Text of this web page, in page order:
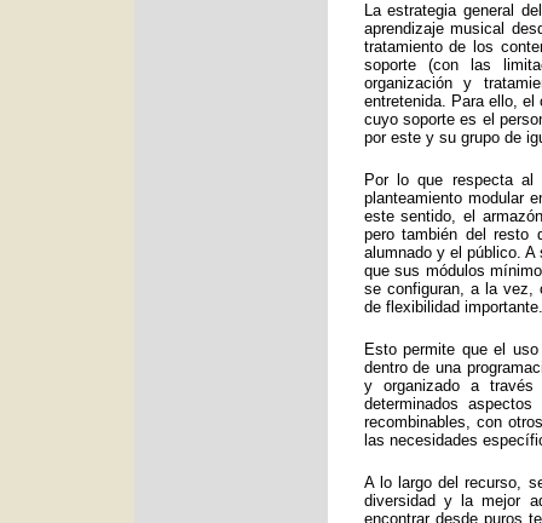
La estrategia general
aprendizaje musical
tratamiento de los
soporte (con las
organización y
entretenida. Para ello,
cuyo soporte es el
por este y su grupo de
Por lo que respecta al
planteamiento modular
este sentido, el
pero también del resto
alumnado y el público.
que sus módulos
se configuran, a la vez,
de flexibilidad importante.
Esto permite que el
dentro de una
y organizado a
determinados
recombinables, con
las necesidades
A lo largo del recurso,
diversidad y la mejor
encontrar desde puros